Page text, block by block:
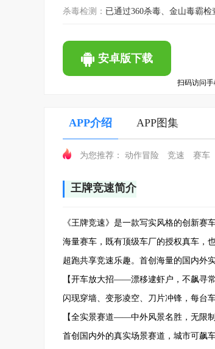
杀毒检测： 已通过360杀毒、金山毒霸检
安卓版下载
扫码访问手
APP介绍 APP图集
为您推荐： 动作冒险 竞速 赛车
王牌竞速简介
《王牌竞速》是一款写实风格的创新
海量赛车，既有顶级车厂的授权真车，
超跑共享竞速乐趣。首创海量的国内外
【开车放大招——漂移逮虾户，不飙寻常
闪现穿墙、变形凌空、刀片冲锋，每台
【全实景赛道——中外风景名胜，无限制
首创国内外的真实场景赛道，城市可飙